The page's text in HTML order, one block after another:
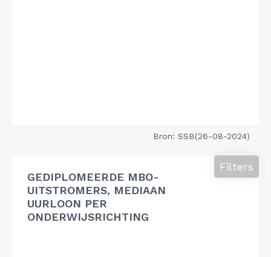
Bron: SSB(26-08-2024)
GEDIPLOMEERDE MBO-
UITSTROMERS, MEDIAAN
UURLOON PER
ONDERWIJSRICHTING
Filters